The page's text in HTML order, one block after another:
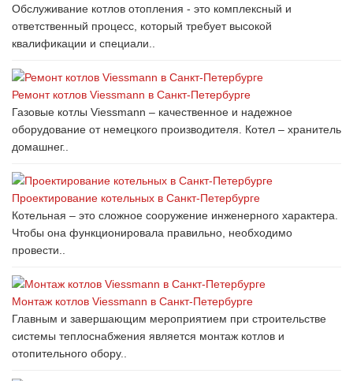
Обслуживание котлов отопления - это комплексный и
ответственный процесс, который требует высокой
квалификации и специали..
Ремонт котлов Viessmann в Санкт-Петербурге
Газовые котлы Viessmann – качественное и надежное
оборудование от немецкого производителя. Котел – хранитель
домашнег..
Проектирование котельных в Санкт-Петербурге
Котельная – это сложное сооружение инженерного характера.
Чтобы она функционировала правильно, необходимо
провести..
Монтаж котлов Viessmann в Санкт-Петербурге
Главным и завершающим мероприятием при строительстве
системы теплоснабжения является монтаж котлов и
отопительного обору..